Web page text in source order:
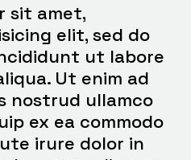
sit amet,
elit, sed do
ut labore
Ut enim ad
nostrud ullamco
ex ea commodo
irure dolor in